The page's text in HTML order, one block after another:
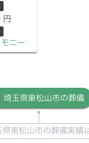
円
ニー
埼玉県東松山市の葬儀
東松山市の葬儀実績